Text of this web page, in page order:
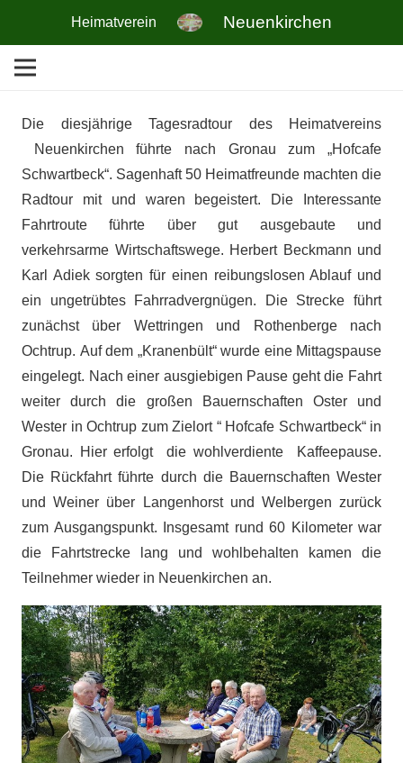
Heimatverein Neuenkirchen
Die diesjährige Tagesradtour des Heimatvereins
Neuenkirchen führte nach Gronau zum „Hofcafe
Schwartbeck“. Sagenhaft 50 Heimatfreunde machten die
Radtour mit und waren begeistert. Die Interessante
Fahrtroute führte über gut ausgebaute und
verkehrsarme Wirtschaftswege. Herbert Beckmann und
Karl Adiek sorgten für einen reibungslosen Ablauf und
ein ungetrübtes Fahrradvergnügen. Die Strecke führt
zunächst über Wettringen und Rothenberge nach
Ochtrup. Auf dem „Kranenbült“ wurde eine Mittagspause
eingelegt. Nach einer ausgiebigen Pause geht die Fahrt
weiter durch die großen Bauernschaften Oster und
Wester in Ochtrup zum Zielort “ Hofcafe Schwartbeck“ in
Gronau. Hier erfolgt die wohlverdiente Kaffeepause.
Die Rückfahrt führte durch die Bauernschaften Wester
und Weiner über Langenhorst und Welbergen zurück
zum Ausgangspunkt. Insgesamt rund 60 Kilometer war
die Fahrtstrecke lang und wohlbehalten kamen die
Teilnehmer wieder in Neuenkirchen an.